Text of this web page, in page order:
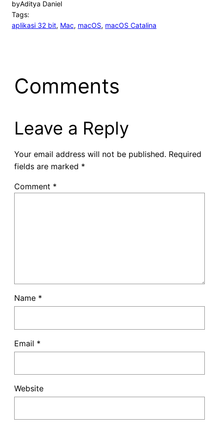
byAditya Daniel
Tags:
aplikasi 32 bit, Mac, macOS, macOS Catalina
Comments
Leave a Reply
Your email address will not be published. Required
fields are marked *
Comment *
Name *
Email *
Website